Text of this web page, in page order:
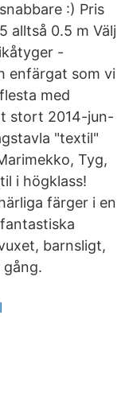
:) Pris
alltså 0.5 m Välj
-
enfärgat som vi
med
stort 2014-jun-
"textil"
Tyg,
i högklass!
färger i en
barnsligt,